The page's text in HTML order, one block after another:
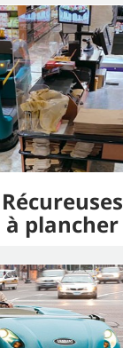
Récureuses
à plancher